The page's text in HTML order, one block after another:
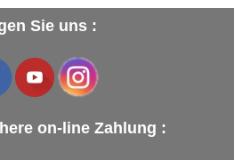
Sie uns :
on-line Zahlung :